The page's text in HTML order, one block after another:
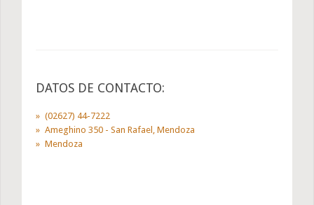
DATOS DE CONTACTO:
(02627) 44-7222
Ameghino 350 - San Rafael, Mendoza
Mendoza